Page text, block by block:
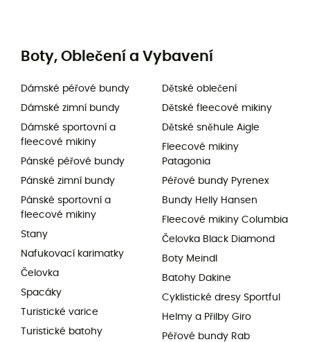
Boty, Oblečení a Vybavení
Dámské péřové bundy
Dámské zimní bundy
Dámské sportovní a
fleecové mikiny
Pánské péřové bundy
Pánské zimní bundy
Pánské sportovní a
fleecové mikiny
Stany
Nafukovací karimatky
Čelovka
Spacáky
Turistické varice
Turistické batohy
Dětské oblečení
Dětské fleecové mikiny
Dětské sněhule Aigle
Fleecové mikiny
Patagonia
Péřové bundy Pyrenex
Bundy Helly Hansen
Fleecové mikiny Columbia
Čelovka Black Diamond
Boty Meindl
Batohy Dakine
Cyklistické dresy Sportful
Helmy a Přilby Giro
Péřové bundy Rab